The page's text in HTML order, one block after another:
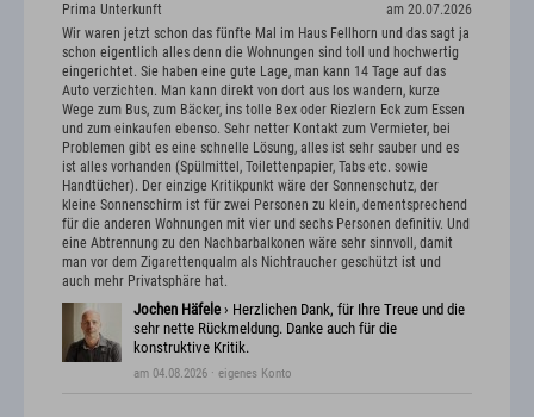
am 20.07.2026
Prima Unterkunft
Wir waren jetzt schon das fünfte Mal im Haus Fellhorn und das sagt ja
schon eigentlich alles denn die Wohnungen sind toll und hochwertig
eingerichtet. Sie haben eine gute Lage, man kann 14 Tage auf das
Auto verzichten. Man kann direkt von dort aus los wandern, kurze
Wege zum Bus, zum Bäcker, ins tolle Bex oder Riezlern Eck zum Essen
und zum einkaufen ebenso. Sehr netter Kontakt zum Vermieter, bei
Problemen gibt es eine schnelle Lösung, alles ist sehr sauber und es
ist alles vorhanden (Spülmittel, Toilettenpapier, Tabs etc. sowie
Handtücher). Der einzige Kritikpunkt wäre der Sonnenschutz, der
kleine Sonnenschirm ist für zwei Personen zu klein, dementsprechend
für die anderen Wohnungen mit vier und sechs Personen definitiv. Und
eine Abtrennung zu den Nachbarbalkonen wäre sehr sinnvoll, damit
man vor dem Zigarettenqualm als Nichtraucher geschützt ist und
auch mehr Privatsphäre hat.
Jochen Häfele › Herzlichen Dank, für Ihre Treue und die
sehr nette Rückmeldung. Danke auch für die
konstruktive Kritik.
am 04.08.2026 · eigenes Konto